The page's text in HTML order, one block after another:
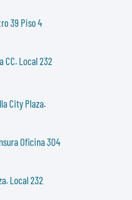
39 Piso 4
CC. Local 232
City Plaza.
Oficina 304
Local 232